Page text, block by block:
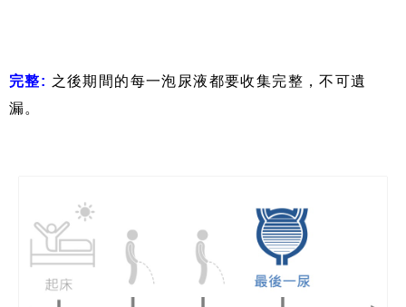
完整: 之後期間的每一泡尿液都要收集完整，不可遺
漏。